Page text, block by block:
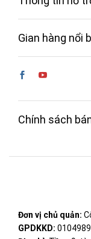
Gian hàng nổi
Chính sách
Đơn vị chủ quản:
GPDKKD: